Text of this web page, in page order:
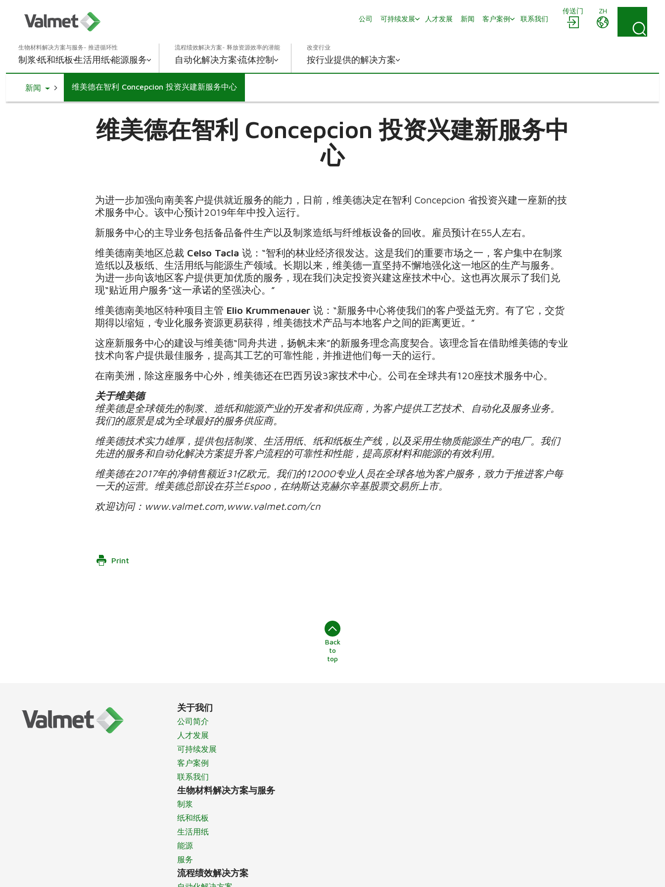
传送门
ZH
公司
可持续发展 人才发展 新闻 客户案例 联系我们
生物材料解决方案与服务- 推进循环性
制浆 纸和纸板 生活用纸能源服务
流程绩效解决方案- 释放资源效率的潜能
自动化解决方案流体控制
改变行业
按行业提供的解决方案
新闻 Toggle Dropdown
维美德在智利 Concepcion 投资兴建新服务中心
维美德在智利 Concepcion 投资兴建新服务中
心
为进一步加强向南美客户提供就近服务的能力，日前，维美德决定在智利 Concepcion 省投资兴建一座新的技
术服务中心。该中心预计2019年年中投入运行。
新服务中心的主导业务包括备品备件生产以及制浆造纸与纤维板设备的回收。雇员预计在55人左右。
维美德南美地区总裁 Celso Tacla 说：“智利的林业经济很发达。这是我们的重要市场之一，客户集中在制浆
造纸以及板纸、生活用纸与能源生产领域。长期以来，维美德一直坚持不懈地强化这一地区的生产与服务。
为进一步向该地区客户提供更加优质的服务，现在我们决定投资兴建这座技术中心。这也再次展示了我们兑
现“贴近用户服务”这一承诺的坚强决心。”
维美德南美地区特种项目主管 Elio Krummenauer 说：“新服务中心将使我们的客户受益无穷。有了它，交货
期得以缩短，专业化服务资源更易获得，维美德技术产品与本地客户之间的距离更近。”
这座新服务中心的建设与维美德“同舟共进，扬帆未来”的新服务理念高度契合。该理念旨在借助维美德的专业
技术向客户提供最佳服务，提高其工艺的可靠性能，并推进他们每一天的运行。
在南美洲，除这座服务中心外，维美德还在巴西另设3家技术中心。公司在全球共有120座技术服务中心。
关于维美德
维美德是全球领先的制浆、造纸和能源产业的开发者和供应商，为客户提供工艺技术、自动化及服务业务。
我们的愿景是成为全球最好的服务供应商。
维美德技术实力雄厚，提供包括制浆、生活用纸、纸和纸板生产线，以及采用生物质能源生产的电厂。我们
先进的服务和自动化解决方案提升客户流程的可靠性和性能，提高原材料和能源的有效利用。
维美德在2017年的净销售额近31亿欧元。我们的12000专业人员在全球各地为客户服务，致力于推进客户每
一天的运营。维美德总部设在芬兰Espoo，在纳斯达克赫尔辛基股票交易所上市。
欢迎访问：www.valmet.com,www.valmet.com/cn
Print
Back
to
top
关于我们
公司简介
人才发展
可持续发展
客户案例
联系我们
生物材料解决方案与服务
制浆
纸和纸板
生活用纸
能源
服务
流程绩效解决方案